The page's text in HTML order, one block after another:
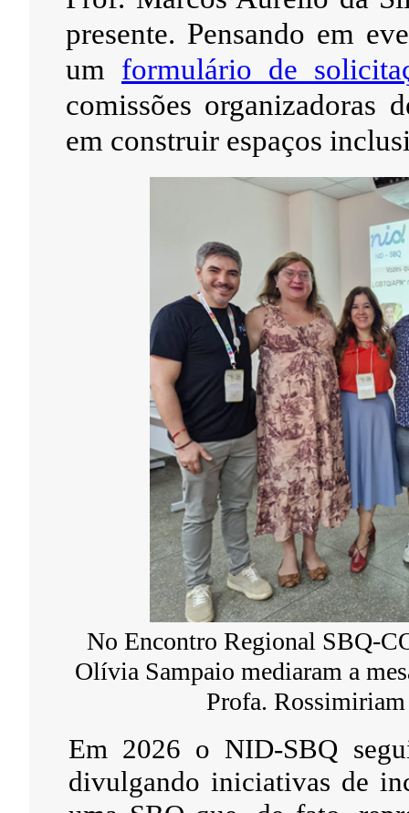
presente. Pensando em
um formulário de
comissões organizadoras
em construir espaços
No Encontro Regional SBQ-
Olívia Sampaio mediaram a
Profa.
Em 2026 o NID-SBQ
divulgando iniciativas de